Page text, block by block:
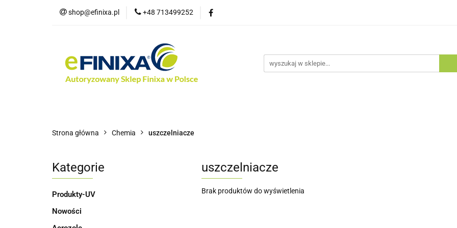
shop@efinixa.pl +48 713499252
Strona główna Chemia uszczelniacze
Kategorie
Produkty-UV
Nowości
uszczelniacze
Brak produktów do wyświetlenia